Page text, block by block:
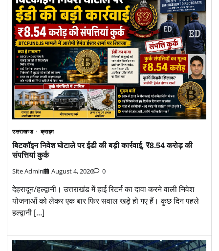
उत्तराखण्ड क्राइम
बिटकॉइन निवेश घोटाले पर ईडी की बड़ी कार्रवाई, ₹8.54 करोड़ की
संपत्तियां कुर्क
Site Admin August 4, 2026 0
देहरादून/हल्द्वानी। उत्तराखंड में हाई रिटर्न का दावा करने वाली निवेश
योजनाओं को लेकर एक बार फिर सवाल खड़े हो गए हैं। कुछ दिन पहले
हल्द्वानी […]